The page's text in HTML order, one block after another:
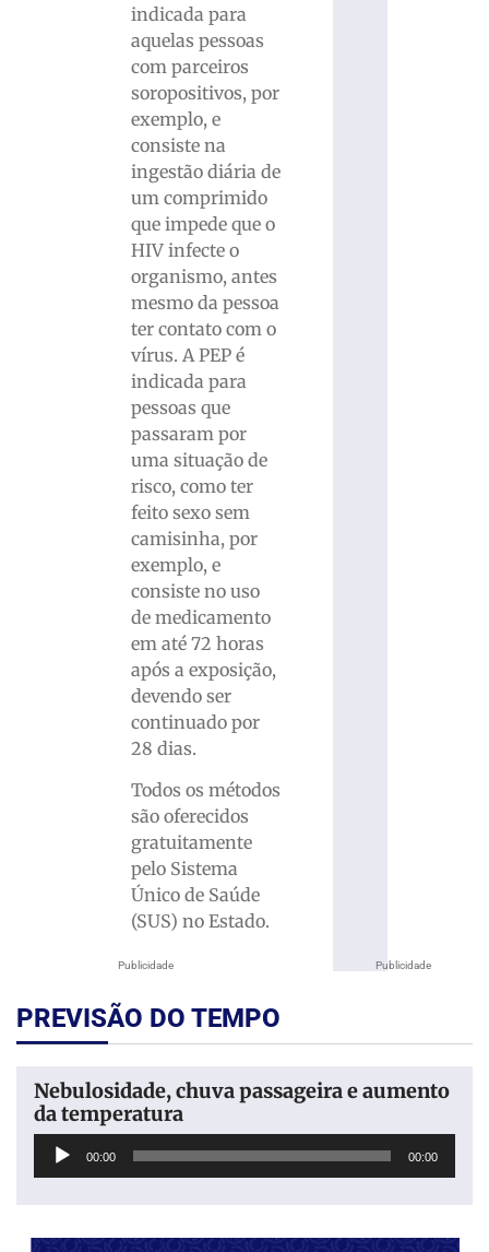
Publicidade
indicada para
aquelas pessoas
com parceiros
soropositivos, por
exemplo, e
consiste na
ingestão diária de
um comprimido
que impede que o
HIV infecte o
organismo, antes
mesmo da pessoa
ter contato com o
vírus. A PEP é
indicada para
pessoas que
passaram por
uma situação de
risco, como ter
feito sexo sem
camisinha, por
exemplo, e
consiste no uso
de medicamento
em até 72 horas
após a exposição,
devendo ser
continuado por
28 dias.
Todos os métodos
são oferecidos
gratuitamente
pelo Sistema
Único de Saúde
(SUS) no Estado.
Publicidade
PREVISÃO DO TEMPO
Nebulosidade, chuva passageira e aumento
da temperatura
Tocador
00:00 00:00